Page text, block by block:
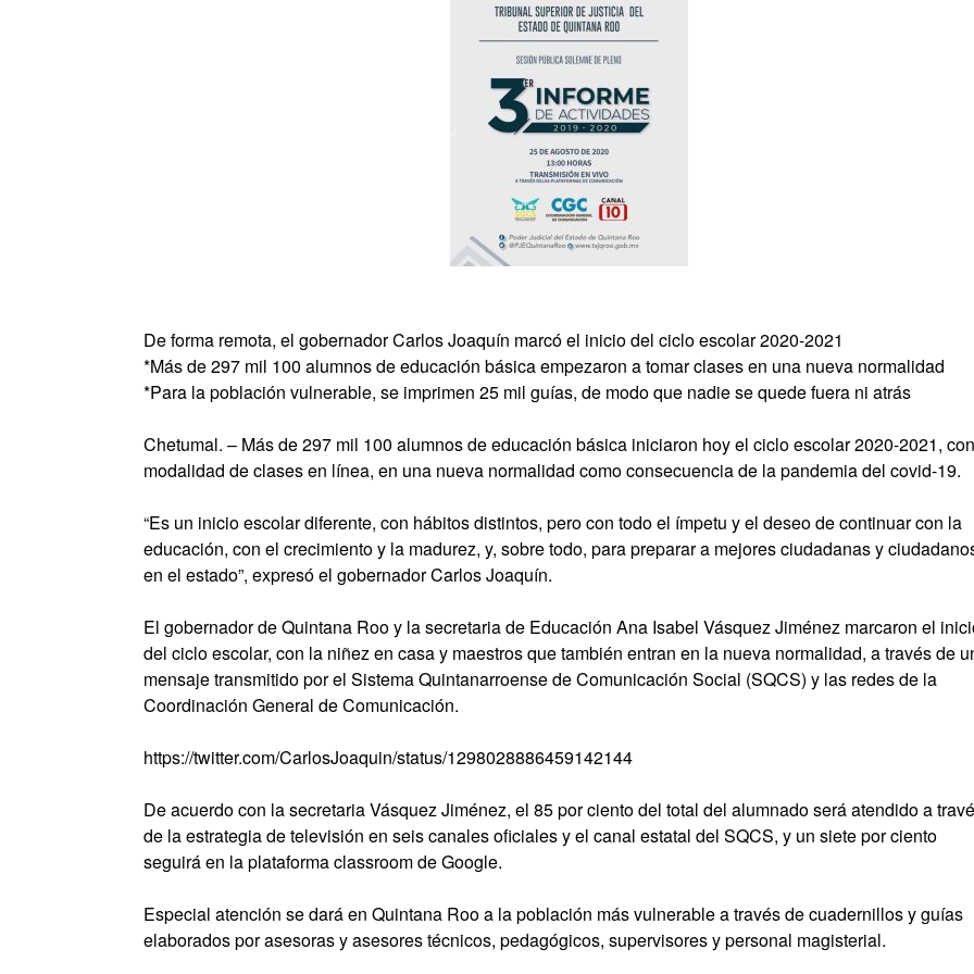
De forma remota, el gobernador Carlos Joaquín marcó el inicio del ciclo escolar 2020-2021
*Más de 297 mil 100 alumnos de educación básica empezaron a tomar clases en una nueva normalidad
*Para la población vulnerable, se imprimen 25 mil guías, de modo que nadie se quede fuera ni atrás
Chetumal. – Más de 297 mil 100 alumnos de educación básica iniciaron hoy el ciclo escolar 2020-2021,
modalidad de clases en línea, en una nueva normalidad como consecuencia de la pandemia del covid-19.
“Es un inicio escolar diferente, con hábitos distintos, pero con todo el ímpetu y el deseo de continuar con la
educación, con el crecimiento y la madurez, y, sobre todo, para preparar a mejores ciudadanas y
en el estado”, expresó el gobernador Carlos Joaquín.
El gobernador de Quintana Roo y la secretaria de Educación Ana Isabel Vásquez Jiménez marcaron el
del ciclo escolar, con la niñez en casa y maestros que también entran en la nueva normalidad, a través de
mensaje transmitido por el Sistema Quintanarroense de Comunicación Social (SQCS) y las redes de la
Coordinación General de Comunicación.
https://twitter.com/CarlosJoaquin/status/1298028886459142144
De acuerdo con la secretaria Vásquez Jiménez, el 85 por ciento del total del alumnado será atendido a
de la estrategia de televisión en seis canales oficiales y el canal estatal del SQCS, y un siete por ciento
seguirá en la plataforma classroom de Google.
Especial atención se dará en Quintana Roo a la población más vulnerable a través de cuadernillos y guías
elaborados por asesoras y asesores técnicos, pedagógicos, supervisores y personal magisterial.